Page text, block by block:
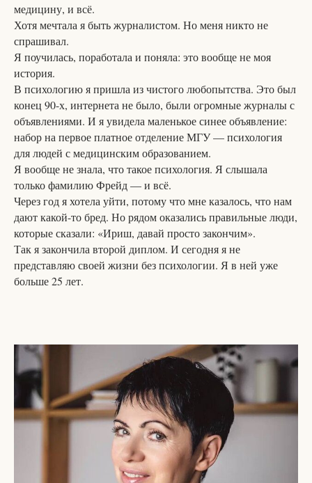
медицину, и всё.
Хотя мечтала я быть журналистом. Но меня никто не
спрашивал.
Я поучилась, поработала и поняла: это вообще не моя
история.
В психологию я пришла из чистого любопытства. Это был
конец 90-х, интернета не было, были огромные журналы с
объявлениями. И я увидела маленькое синее объявление:
набор на первое платное отделение МГУ — психология
для людей с медицинским образованием.
Я вообще не знала, что такое психология. Я слышала
только фамилию Фрейд — и всё.
Через год я хотела уйти, потому что мне казалось, что нам
дают какой-то бред. Но рядом оказались правильные люди,
которые сказали: «Ириш, давай просто закончим».
Так я закончила второй диплом. И сегодня я не
представляю своей жизни без психологии. Я в ней уже
больше 25 лет.